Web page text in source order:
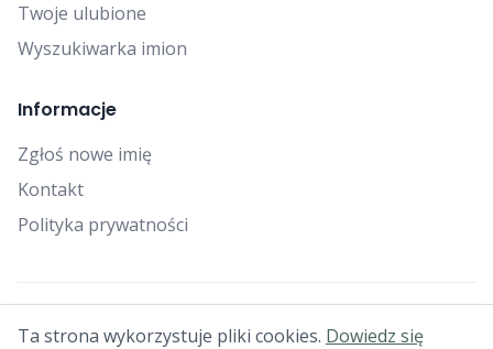
Twoje ulubione
Wyszukiwarka imion
Informacje
Zgłoś nowe imię
Kontakt
Polityka prywatności
© 2025 Falcon Bytes. Wszelkie prawa zastrzeżone.
Ta strona wykorzystuje pliki cookies. Dowiedz się